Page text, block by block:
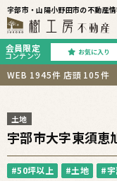
宇部市・山陽小野田市の不動産
会員限定
コンテンツ お気に入り
WEB 1945件 店頭 105件
土地
宇部市大字東須
#50坪以上 #土地 #宇